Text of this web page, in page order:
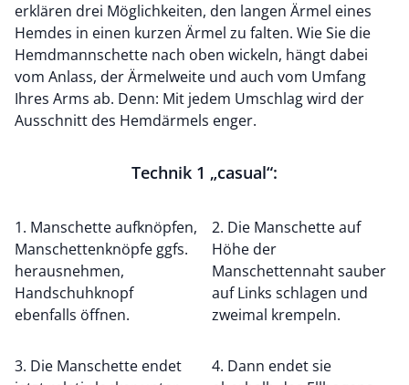
erklären drei Möglichkeiten, den langen Ärmel eines
Hemdes in einen kurzen Ärmel zu falten. Wie Sie die
Hemdmannschette nach oben wickeln, hängt dabei
vom Anlass, der Ärmelweite und auch vom Umfang
Ihres Arms ab. Denn: Mit jedem Umschlag wird der
Ausschnitt des Hemdärmels enger.
Technik 1 „casual“:
1. Manschette aufknöpfen,
Manschettenknöpfe ggfs.
herausnehmen,
Handschuhknopf
ebenfalls öffnen.
2. Die Manschette auf
Höhe der
Manschettennaht sauber
auf Links schlagen und
zweimal krempeln.
3. Die Manschette endet
4. Dann endet sie